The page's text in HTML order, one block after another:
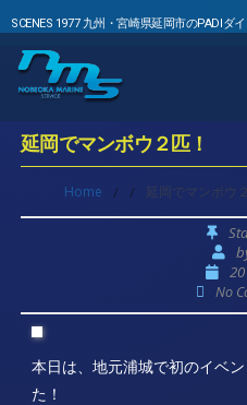
SCENES 1977 九州・宮崎県延岡市のPADIダ
延岡でマンボウ２匹！
Home / / 延岡でマンボウ２
No
本日は、地元浦城で初のイベ
た！